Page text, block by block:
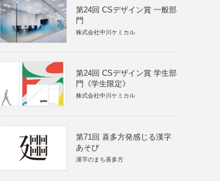
第24回 CSデザイン賞 一般部
門
株式会社中川ケミカル
第24回 CSデザイン賞 学生部
門《学生限定》
株式会社中川ケミカル
第71回 喜多方発感じる漢字
あそび
漢字のまち喜多方